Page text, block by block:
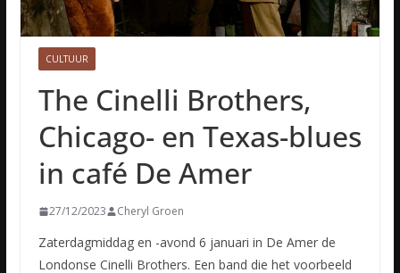
CULTUUR
The Cinelli Brothers,
Chicago- en Texas-blues
in café De Amer
27/12/2023 Cheryl Groen
Zaterdagmiddag en -avond 6 januari in De Amer de
Londonse Cinelli Brothers. Een band die het voorbeeld